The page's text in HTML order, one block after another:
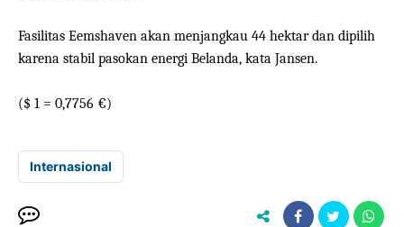
Fasilitas Eemshaven akan menjangkau 44 hektar dan dipilih
karena stabil pasokan energi Belanda, kata Jansen.
($ 1 = 0,7756 €)
Internasional